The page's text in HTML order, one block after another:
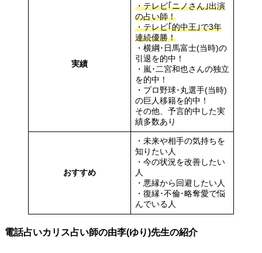
実績
・テレビ｢ニノさん｣出演
の占い師！
・テレビ｢的中王｣で3年
連続優勝！
・横綱･日馬富士(当時)の
引退を的中！
・嵐･二宮和也さんの独立
を的中！
・プロ野球･丸選手(当時)
の巨人移籍を的中！
その他、予言的中した実
績多数あり
おすすめ
・未来や相手の気持ちを
知りたい人
・今の状況を改善したい
人
・悪縁から回避したい人
・復縁･不倫･略奪愛で悩
んでいる人
電話占いカリス占い師の由李(ゆり)先生の紹介